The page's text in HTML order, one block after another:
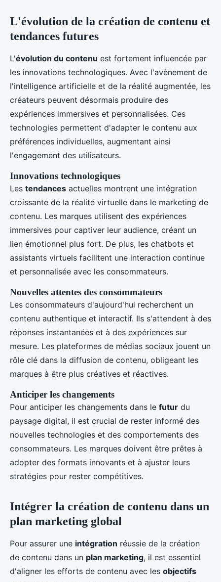
L'évolution de la création de contenu et
tendances futures
L'évolution du contenu est fortement influencée par
les innovations technologiques. Avec l'avènement de
l'intelligence artificielle et de la réalité augmentée, les
créateurs peuvent désormais produire des
expériences immersives et personnalisées. Ces
technologies permettent d'adapter le contenu aux
préférences individuelles, augmentant ainsi
l'engagement des utilisateurs.
Innovations technologiques
Les tendances actuelles montrent une intégration
croissante de la réalité virtuelle dans le marketing de
contenu. Les marques utilisent des expériences
immersives pour captiver leur audience, créant un
lien émotionnel plus fort. De plus, les chatbots et
assistants virtuels facilitent une interaction continue
et personnalisée avec les consommateurs.
Nouvelles attentes des consommateurs
Les consommateurs d'aujourd'hui recherchent un
contenu authentique et interactif. Ils s'attendent à des
réponses instantanées et à des expériences sur
mesure. Les plateformes de médias sociaux jouent un
rôle clé dans la diffusion de contenu, obligeant les
marques à être plus créatives et réactives.
Anticiper les changements
Pour anticiper les changements dans le futur du
paysage digital, il est crucial de rester informé des
nouvelles technologies et des comportements des
consommateurs. Les marques doivent être prêtes à
adopter des formats innovants et à ajuster leurs
stratégies pour rester compétitives.
Intégrer la création de contenu dans un
plan marketing global
Pour assurer une intégration réussie de la création
de contenu dans un plan marketing, il est essentiel
d'aligner les efforts de contenu avec les objectifs